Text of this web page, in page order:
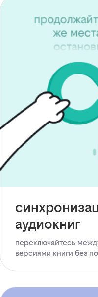
аудиокниг
переключайтесь
версиями книги без